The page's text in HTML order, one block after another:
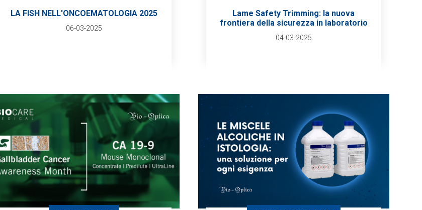
LA FISH NELL'ONCOEMATOLOGIA 2025
06-03-2025
Lame Safety Trimming: la nuova
frontiera della sicurezza in laboratorio
04-03-2025